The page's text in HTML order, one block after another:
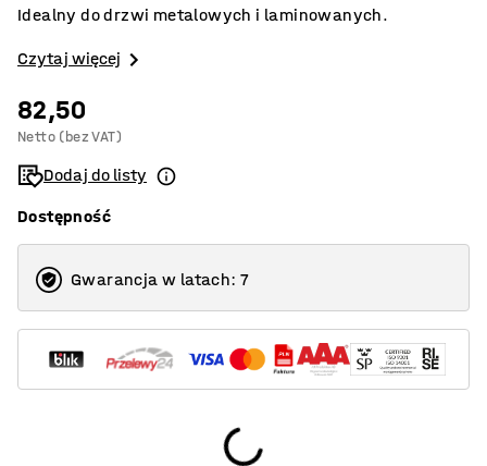
Idealny do drzwi metalowych i laminowanych.
Czytaj więcej
82,50
Netto (bez VAT)
Dodaj do listy
Dostępność
Gwarancja w latach: 7